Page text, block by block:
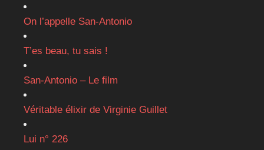
On l’appelle San-Antonio
T’es beau, tu sais !
San-Antonio – Le film
Véritable élixir de Virginie Guillet
Lui n° 226